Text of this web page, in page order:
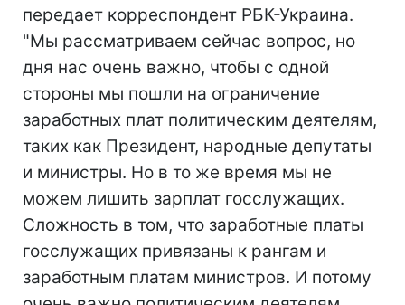
передает корреспондент РБК-Украина.
"Мы рассматриваем сейчас вопрос, но
дня нас очень важно, чтобы с одной
стороны мы пошли на ограничение
заработных плат политическим деятелям,
таких как Президент, народные депутаты
и министры. Но в то же время мы не
можем лишить зарплат госслужащих.
Сложность в том, что заработные платы
госслужащих привязаны к рангам и
заработным платам министров. И потому